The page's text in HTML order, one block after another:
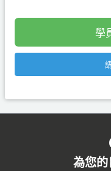
學
為您